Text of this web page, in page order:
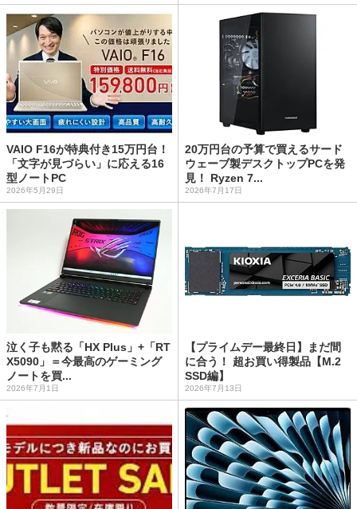
VAIO F16が特典付き15万円台！
「文字が見づらい」に応える16
型ノートPC
2026年5月29日
20万円台の予算で買えるサード
ウェーブ製デスクトップPCを発
見！ Ryzen 7...
2026年7月17日
泣く子も黙る「HX Plus」+「RT
X5090」＝今最高のゲーミング
ノートを買...
2026年7月1日
【プライムデー最終日】まだ間
に合う！ 超お買い得製品【M.2
SSD編】
2026年7月13日